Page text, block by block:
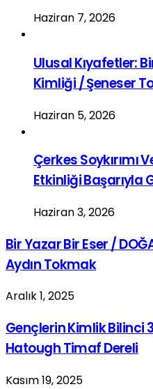
Haziran 7, 2026
Ulusal Kıyafetler:
Kimliği / Şeneser
Haziran 5, 2026
Çerkes Soykırımı
Etkinliği Başarıyla
Haziran 3, 2026
Bir Yazar Bir Eser /
Aydın Tokmak
Aralık 1, 2025
Gençlerin Kimlik Bilinci
Hatough Timaf Dereli
Kasım 19, 2025